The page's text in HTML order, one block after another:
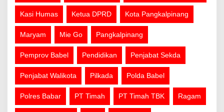
Kasi Humas Ketua DPRD Kota Pangkalpinang
Maryam Mie Go Pangkalpinang
Pemprov Babel Pendidikan Penjabat Sekda
Penjabat Walikota Pilkada Polda Babel
Polres Babar PT Timah PT Timah TBK Ragam